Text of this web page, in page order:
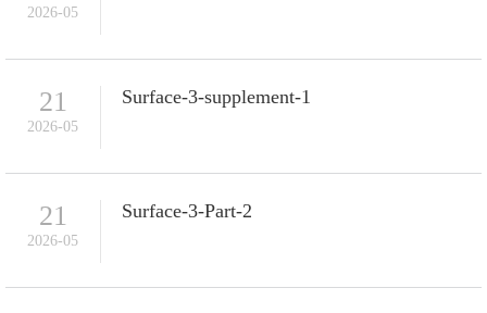
2026-05
21
2026-05
Surface-3-supplement-1
21
2026-05
Surface-3-Part-2